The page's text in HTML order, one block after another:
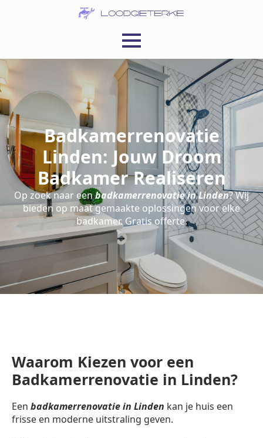
Badkamerrenovatie
Linden: Jouw Droom
Badkamer Realiseren
Op zoek naar eenbadkamerrenovatie in Linden? Wij
bieden op maat gemaakte oplossingen voor elke
badkamer. Gratis offerte.
Waarom Kiezen voor een
Badkamerrenovatie in Linden?
Een badkamerrenovatie in Linden kan je huis een
frisse en moderne uitstraling geven.